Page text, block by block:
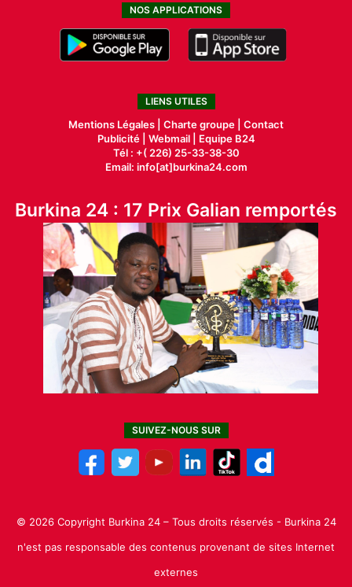
NOS APPLICATIONS
LIENS UTILES
Mentions Légales | Charte groupe | Contact
Publicité| Webmail |
Equipe B24
Tél : +( 226) 25-33-38-30
Email: info[at]burkina24.com
Burkina 24 : 17 Prix Galian remportés
SUIVEZ-NOUS SUR
© 2026 Copyright Burkina 24 – Tous droits réservés - Burkina 24
n'est pas responsable des contenus provenant de sites Internet
externes